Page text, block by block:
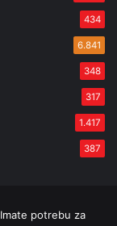
434
6.841
348
317
1.417
387
Imate potrebu za